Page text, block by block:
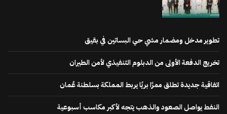
تطوير مدخل ومضمار مشي حي البساتين في بقيق
تخريج الدفعة الأولى من الدبلوم التنفيذي لأمن الطيران
اتفاقية جديدة تطلق ممرًا بريًا يربط المملكة بسلطنة عُمان
النفط يواصل الصعود والذهب يتجه لأكبر مكاسب أسبوعية